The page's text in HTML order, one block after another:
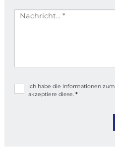
Ich habe die Informationen zum
akzeptiere diese. *